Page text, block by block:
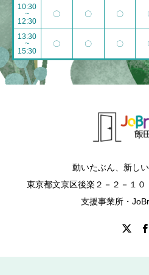
10:30
~
12:30
〇 〇 〇
13:30
~
15:30
〇 〇 〇
動いたぶん、新し
東京都文京区後楽２－２－１
支援事業所・